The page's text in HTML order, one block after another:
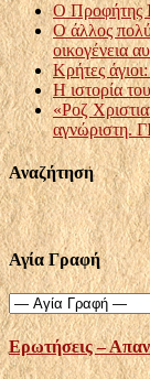
Ο Προφήτης
Ο άλλος
οικογένεια
Κρήτες
Η ιστορία
«Ροζ
αγνώριστη.
Αναζήτηση
Αγία Γραφή
Ερωτήσεις –